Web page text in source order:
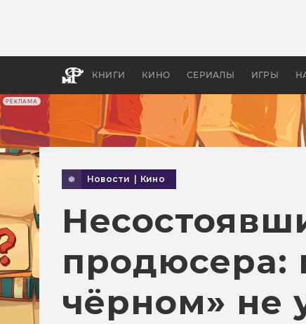
РЕКЛАМА
КНИГИ КИНО СЕРИАЛЫ ИГРЫ
Новости Кино
продюсера:
чёрном» не